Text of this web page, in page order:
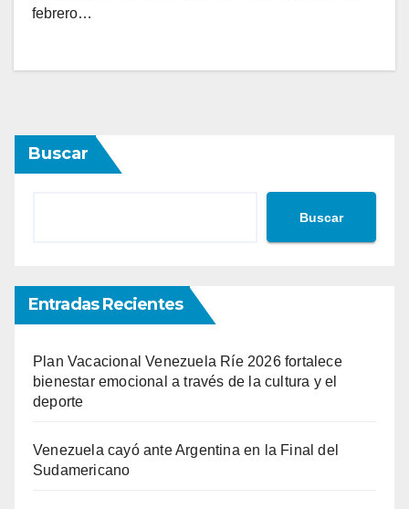
febrero…
Buscar
Buscar
Entradas Recientes
Plan Vacacional Venezuela Ríe 2026 fortalece
bienestar emocional a través de la cultura y el
deporte
Venezuela cayó ante Argentina en la Final del
Sudamericano